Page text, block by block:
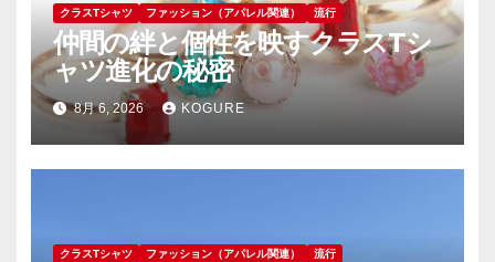
クラスTシャツ ファッション（アパレル関連） 流行
仲間の絆と個性を映すクラスTシ
ャツ進化の秘密
8月 6, 2026 KOGURE
クラスTシャツ ファッション（アパレル関連） 流行